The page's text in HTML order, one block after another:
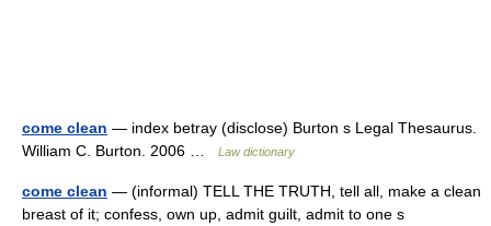
come clean — index betray (disclose) Burton s Legal Thesaurus.
William C. Burton. 2006 …
Law dictionary
come clean — (informal) TELL THE TRUTH, tell all, make a clean
breast of it; confess, own up, admit guilt, admit to one s